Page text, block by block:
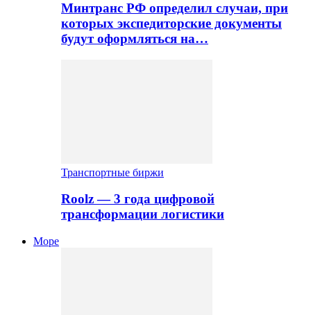
Минтранс РФ определил случаи, при
которых экспедиторские документы
будут оформляться на…
Транспортные биржи
Roolz — 3 года цифровой
трансформации логистики
Море